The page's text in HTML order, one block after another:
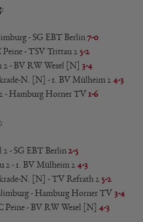
- SG EBT Berlin 7-0
Peine - TSV Trittau 2 5-2
2 - BV RW Wesel [N] 3-4
N. [N] - 1. BV Mülheim 24-3
2 - Hamburg Horner TV1-6
2 - SG EBT Berlin 2-5
2 - 1. BV Mülheim 24-3
N. [N] - TV Refrath 2 5-2
- Hamburg Horner TV3-4
Peine - BV RW Wesel [N] 4-3